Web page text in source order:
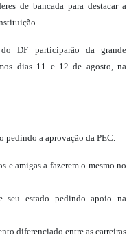
de bancada para destacar a
DF participarão da grande
dias 11 e 12 de agosto, na
pedindo a aprovação da PEC.
e amigas a fazerem o mesmo no
seu estado pedindo apoio na
diferenciado entre as carreiras